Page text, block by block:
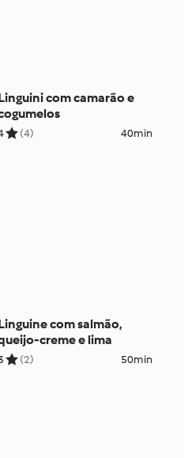
com camarão e
(4) 40min
com salmão,
creme e lima
(2) 50min